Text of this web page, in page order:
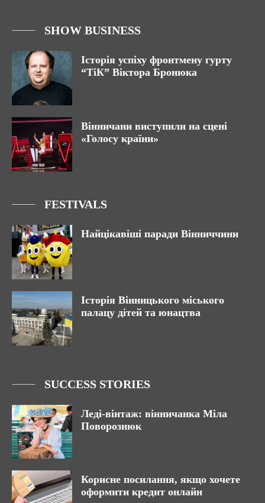
SHOW BUSINESS
Історія успіху фронтмену гурту
“ТіК” Віктора Бронюка
Вінничани виступили на сцені
«Голосу країни»
FESTIVALS
Найцікавіші паради Вінниччини
Історія Вінницького міського
палацу дітей та юнацтва
SUCCESS STORIES
Леді-вінтаж: вінничанка Міла
Поворознюк
Корисне посилання, якщо хочете
оформити кредит онлайн